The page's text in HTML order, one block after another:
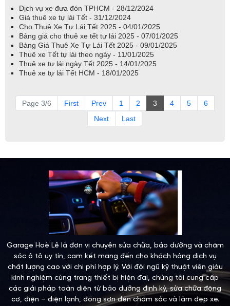
Dịch vụ xe đưa đón TPHCM - 28/12/2024
Giá thuê xe tự lái Tết - 31/12/2024
Cho Thuê Xe Tự Lái Tết 2025 - 04/01/2025
Bảng giá cho thuê xe tết tự lái 2025 - 07/01/2025
Bảng Giá Thuê Xe Tự Lái Tết 2025 - 09/01/2025
Thuê xe Tết tự lái theo ngày - 11/01/2025
Thuê xe tự lái ngày Tết 2025 - 14/01/2025
Thuê xe tự lái Tết HCM - 18/01/2025
Page 3/6 First Prev 1 2 3 4 5
6
Next
Last
Garage Hoè Lê là đơn vị chuyên sửa chữa, bảo dưỡng và chăm
sóc ô tô uy tín, cam kết mang đến cho khách hàng dịch vụ
chất lượng cao với chi phí hợp lý. Với đội ngũ kỹ thuật viên giàu
kinh nghiệm cùng trang thiết bị hiện đại, chúng tôi cung cấp
các giải pháp toàn diện từ bảo dưỡng định kỳ, sửa chữa động
cơ, điện – điện lạnh, đồng sơn đến chăm sóc và làm đẹp xe.